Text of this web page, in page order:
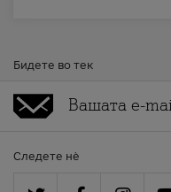
Бидете во тек
Следете нè